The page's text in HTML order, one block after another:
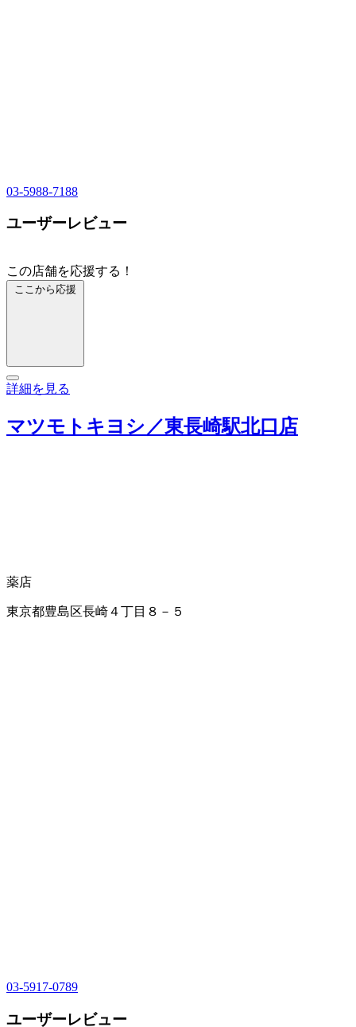
03-5988-7188
ユーザーレビュー
この店舗を応援する！
ここから応援
詳細を見る
マツモトキヨシ／東長崎駅北口店
薬店
東京都豊島区長崎４丁目８－５
03-5917-0789
ユーザーレビュー